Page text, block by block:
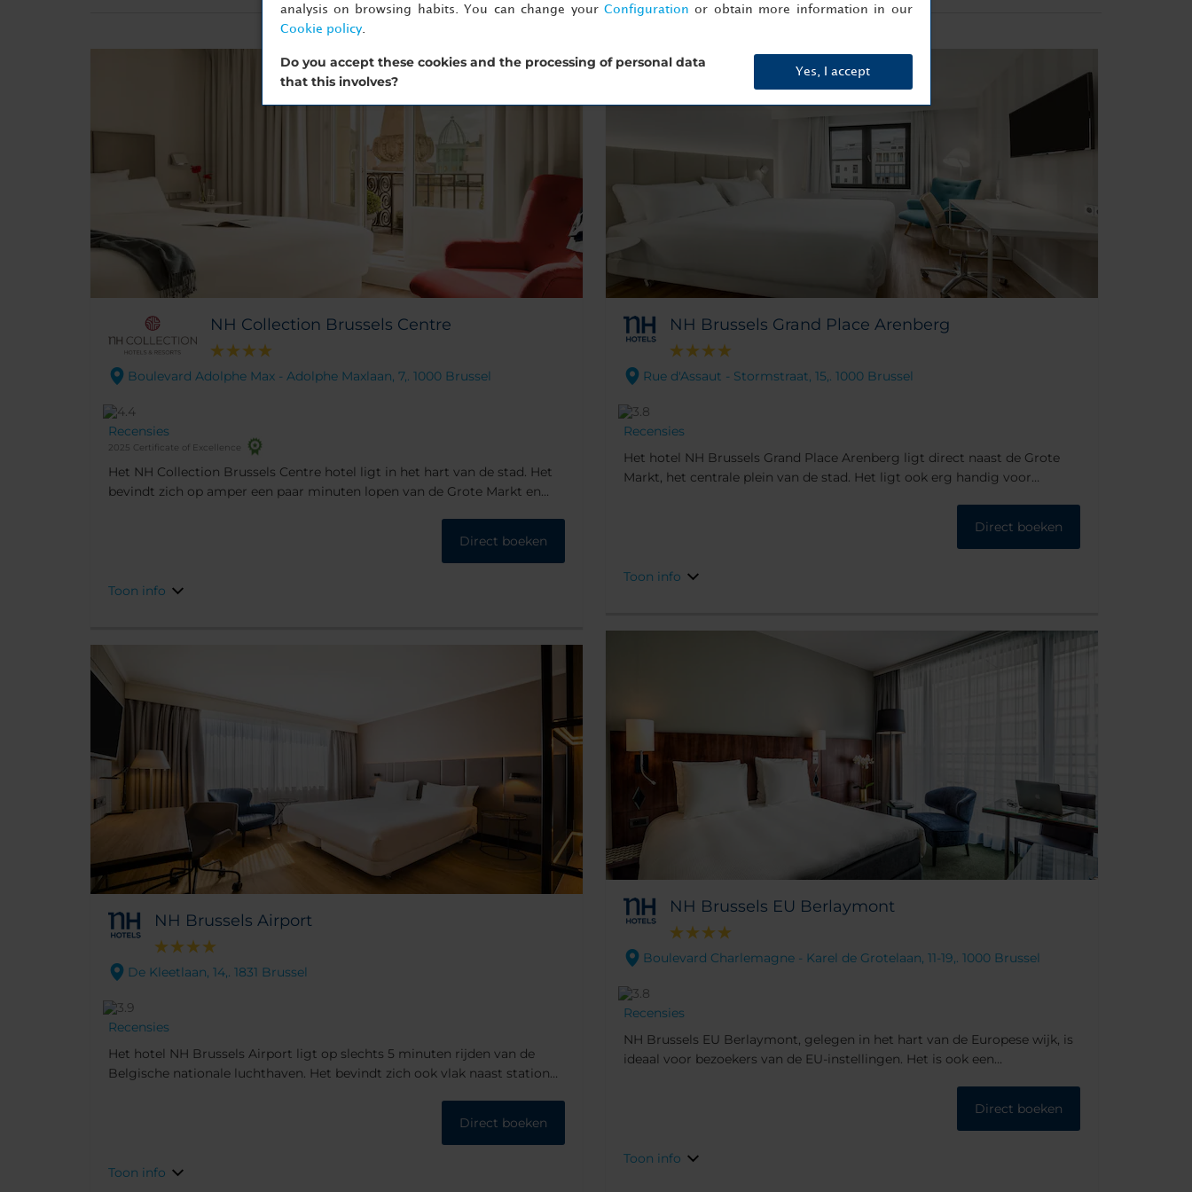
NH Collection Brussels Centre
Boulevard Adolphe Max - Adolphe Maxlaan, 7,. 1000 Brussel
Recensies
2025 Certificate of Excellence
Het NH Collection Brussels Centre hotel ligt in het hart van de stad. Het
bevindt zich op amper een paar minuten lopen van de Grote Markt en
Direct boeken
Toon info
NH Brussels Grand Place Arenberg
Rue d'Assaut - Stormstraat, 15,. 1000 Brussel
Recensies
Het hotel NH Brussels Grand Place Arenberg ligt direct naast de Grote
Markt, het centrale plein van de stad. Het ligt ook erg handig voor
Direct boeken
Toon info
NH Brussels EU Berlaymont
Boulevard Charlemagne - Karel de Grotelaan, 11-19,. 1000 Brussel
Recensies
NH Brussels EU Berlaymont, gelegen in het hart van de Europese wijk, is
ideaal voor bezoekers van de EU-instellingen. Het is ook een
station en stadscentrum van Brussel met lijn 1 en 5. De Grote Markt, het
Direct boeken
Toon info
NH Brussels Airport
De Kleetlaan, 14,. 1831 Brussel
Recensies
Het hotel NH Brussels Airport ligt op slechts 5 minuten rijden van de
Belgische nationale luchthaven. Het bevindt zich ook vlak naast station
Direct boeken
Toon info
analysis on browsing habits. You can change your Configuration or obtain more information in our
Cookie policy.
Do you accept these cookies and the processing of personal data
that this involves?
Yes, I accept